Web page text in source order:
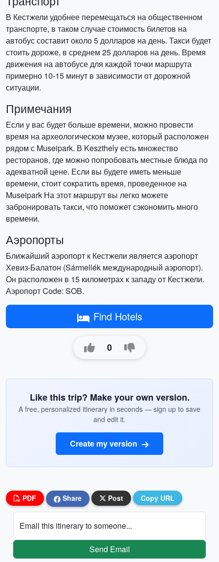
В Кестжели удобнее перемещаться на общественном
транспорте, в таком случае стоимость билетов на
автобус составит около 5 долларов на день. Такси будет
стоить дороже, в среднем 25 долларов на день. Время
движения на автобусе для каждой точки маршрута
примерно 10-15 минут в зависимости от дорожной
ситуации.
Примечания
Если у вас будет больше времени, можно провести
время на археологическом музее, который расположен
рядом с Museipark. В Keszthely есть множество
ресторанов, где можно попробовать местные блюда по
адекватной цене. Если вы будете иметь меньше
времени, стоит сократить время, проведенное на
Museipark На этот маршрут вы легко можете
забронировать такси, что поможет сэкономить много
времени.
Аэропорты
Ближайший аэропорт к Кестжели является аэропорт
Хевиз-Балатон (Sármellék международный аэропорт).
Он расположен в 15 километрах к западу от Кестжели.
Аэропорт Code: SOB.
Find Hotels
0
Like this trip? Make your own version.
A free, personalized itinerary in seconds — sign up to save
and edit it.
Create my version
PDF Share Post Copy URL
Email this itinerary to someone...
Send Email